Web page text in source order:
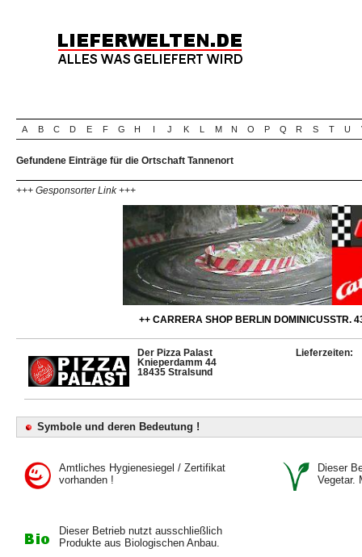
A B C D E F G H I J K L M N O P Q R S T U
Gefundene Einträge für die Ortschaft Tannenort
+++ Gesponsorter Link +++
++ CARRERA SHOP BERLIN DOMINICUSSTR.
Der Pizza Palast
Knieperdamm 44
18435 Stralsund
Lieferzeiten:
Symbole und deren Bedeutung !
Amtliches Hygienesiegel / Zertifikat
vorhanden !
Dieser
Vegetar.
Dieser Betrieb nutzt ausschließlich
Produkte aus Biologischen Anbau.